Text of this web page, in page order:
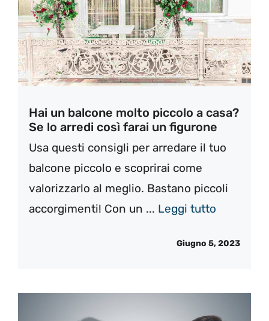
Hai un balcone molto piccolo a casa?
Se lo arredi così farai un figurone
Usa questi consigli per arredare il tuo
balcone piccolo e scoprirai come
valorizzarlo al meglio. Bastano piccoli
accorgimenti! Con un ... Leggi tutto
Giugno 5, 2023